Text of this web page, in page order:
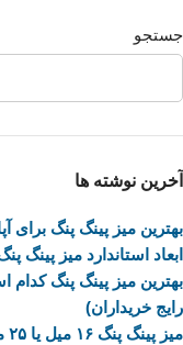
جستجو
آخرین نوشته ها
بهترین میز پینگ پنگ برای
ابعاد استاندارد میز
بهترین میز پینگ پنگ
رایج خریداران)